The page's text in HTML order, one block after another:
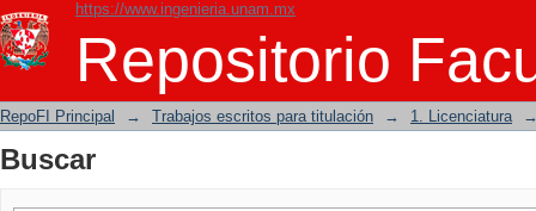
https://www.ingenieria.unam.mx
Repositorio
Buscar
RepoFI Principal → Trabajos escritos para titulación → 1. Licenciatura
Buscar